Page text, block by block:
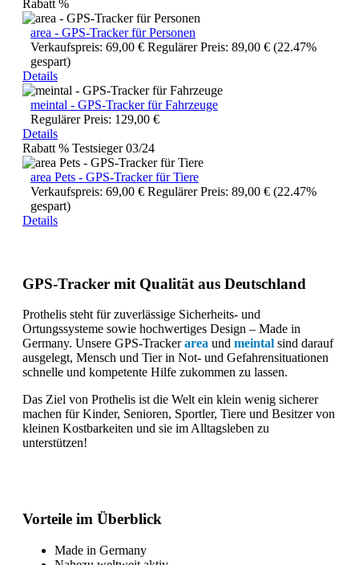
Rabatt %
area - GPS-Tracker für Personen
Verkaufspreis: 69,00 € Regulärer Preis: 89,00 € (22.47%
gespart)
Details
meintal - GPS-Tracker für Fahrzeuge
Regulärer Preis: 129,00 €
Details
Rabatt % Testsieger 03/24
area Pets - GPS-Tracker für Tiere
Verkaufspreis: 69,00 € Regulärer Preis: 89,00 € (22.47%
gespart)
Details
GPS-Tracker mit Qualität aus Deutschland
Prothelis steht für zuverlässige Sicherheits- und
Ortungssysteme sowie hochwertiges Design – Made in
Germany. Unsere GPS-Trackerarea und meintal sind darauf
ausgelegt, Mensch und Tier in Not- und Gefahrensituationen
schnelle und kompetente Hilfe zukommen zu lassen.
Das Ziel von Prothelis ist die Welt ein klein wenig sicherer
machen für Kinder, Senioren, Sportler, Tiere und Besitzer von
kleinen Kostbarkeiten und sie im Alltagsleben zu
unterstützen!
Vorteile im Überblick
Made in Germany